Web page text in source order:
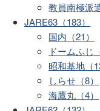
教員南極派
JARE63（183）
国内（21）
ドームふじ
昭和基地（
しらせ（8）
海鷹丸（4）